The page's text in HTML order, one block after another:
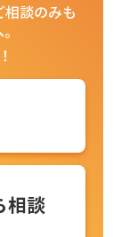
談のみも
相談